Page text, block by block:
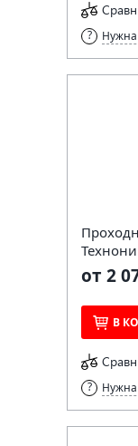
Нужна
от 2
В
Нужна